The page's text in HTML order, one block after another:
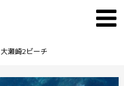
大瀬崎2ビーチ